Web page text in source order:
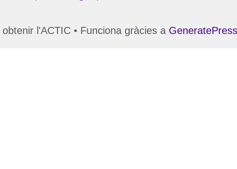
l'ACTIC • Funciona gràcies a GeneratePress